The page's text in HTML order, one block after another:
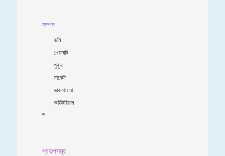
সম্পদ
জমি
খেয়াঘাট
পুকুর
মার্কেট
ডাকবাংলো
অডিটরিয়াম
প্রকল্পসমূহ